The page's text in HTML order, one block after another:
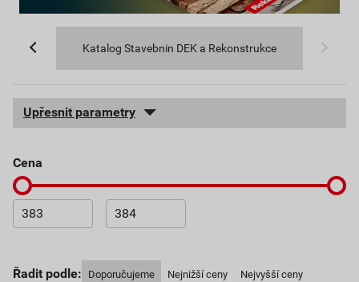
Katalog Stavebnin DEK a Rekonstrukce
Upřesnit parametry
cena
Řadit podle: Doporučujeme Nejnižší ceny Nejvyšší ceny